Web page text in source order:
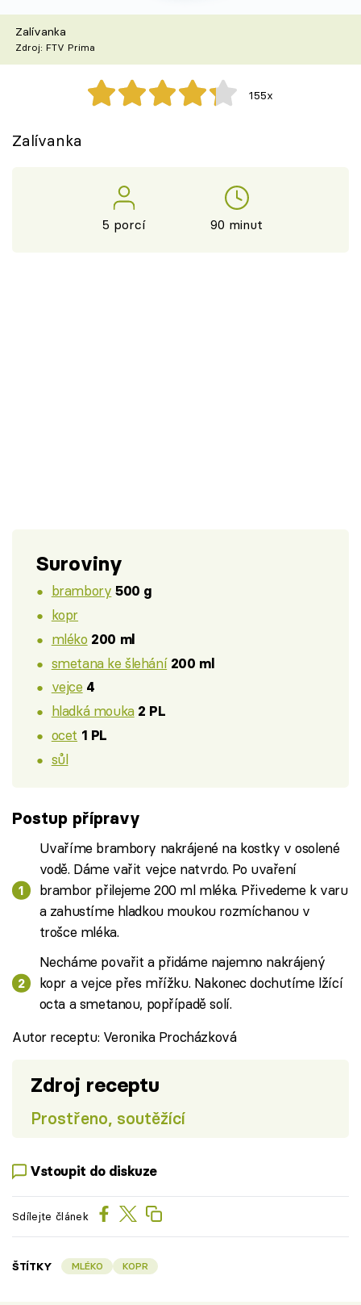
Škola vaření
Recepty z TV
Speciál: Cuketa
Těhotnej kuchař
Přihlášení
Zalívanka
Zdroj: FTV Prima
155x
Zalívanka
5 porcí 90 minut
Suroviny
brambory 500 g
kopr
mléko 200 ml
smetana ke šlehání 200 ml
vejce 4
hladká mouka 2 PL
ocet 1 PL
sůl
Postup přípravy
Uvaříme brambory nakrájené na kostky v osolené
vodě. Dáme vařit vejce natvrdo. Po uvaření
brambor přilejeme 200 ml mléka. Přivedeme k varu
a zahustíme hladkou moukou rozmíchanou v
trošce mléka.
Necháme povařit a přidáme najemno nakrájený
kopr a vejce přes mřížku. Nakonec dochutíme lžící
octa a smetanou, popřípadě solí.
Autor receptu: Veronika Procházková
Zdroj receptu
Prostřeno, soutěžící
Vstoupit do diskuze
Sdílejte článek
ŠTÍTKY MLÉKO KOPR